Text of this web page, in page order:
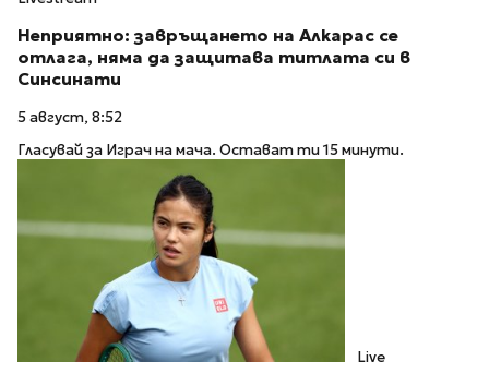
Неприятно: завръщането на Алкарас се
отлага, няма да защитава титлата си в
Синсинати
5 август, 8:52
Гласувай за Играч на мача. Остават ти 15 минути.
Live